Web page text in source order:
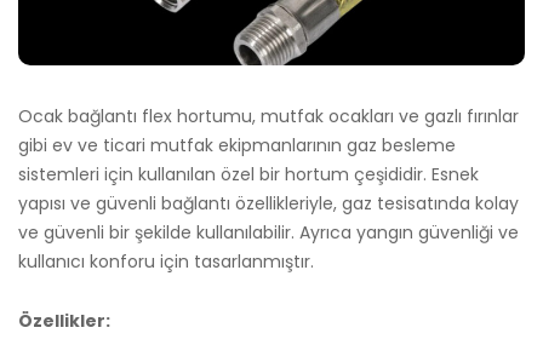
Ocak bağlantı flex hortumu, mutfak ocakları ve gazlı fırınlar
gibi ev ve ticari mutfak ekipmanlarının gaz besleme
sistemleri için kullanılan özel bir hortum çeşididir. Esnek
yapısı ve güvenli bağlantı özellikleriyle, gaz tesisatında kolay
ve güvenli bir şekilde kullanılabilir. Ayrıca yangın güvenliği ve
kullanıcı konforu için tasarlanmıştır.
Özellikler: